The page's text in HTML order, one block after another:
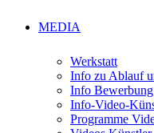
MEDIA
Werkstatt
Info zu Ablauf
Info
Info-Video-
Programme